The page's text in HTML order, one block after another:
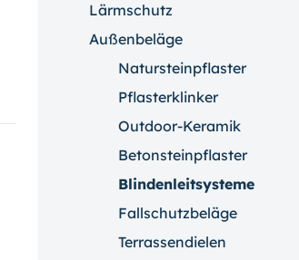
Lärmschutz
Außenbeläge
Natursteinpflaster
Pflasterklinker
Outdoor-Keramik
Betonsteinpflaster
Blindenleitsysteme
Fallschutzbeläge
Terrassendielen